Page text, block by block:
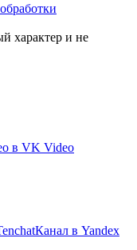
характер и не
в VK Video
Канал в Yandex